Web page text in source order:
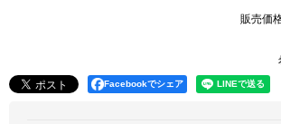
販売価
Facebookでシェア